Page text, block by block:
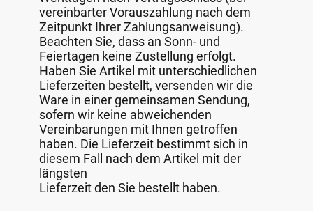
vereinbarter Vorauszahlung nach dem
Zeitpunkt Ihrer Zahlungsanweisung).
Beachten Sie, dass an Sonn- und
Feiertagen keine Zustellung erfolgt.
Haben Sie Artikel mit unterschiedlichen
Lieferzeiten bestellt, versenden wir die
Ware in einer gemeinsamen Sendung,
sofern wir keine abweichenden
Vereinbarungen mit Ihnen getroffen
haben. Die Lieferzeit bestimmt sich in
diesem Fall nach dem Artikel mit der
längsten
Lieferzeit den Sie bestellt haben.